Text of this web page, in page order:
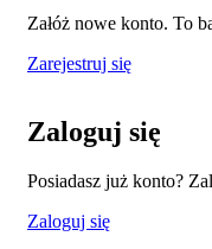
Załóż nowe konto. To
Zarejestruj się
Zaloguj się
Posiadasz już konto?
Zaloguj się